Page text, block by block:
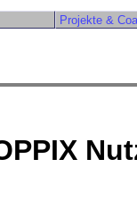
Projekte &